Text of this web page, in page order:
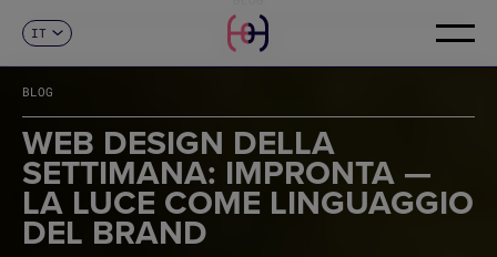
EN
FR
DE
IT
PT
CONTATTI
BLOG
WEB DESIGN DELLA
SETTIMANA: IMPRONTA —
LA LUCE COME LINGUAGGIO
DEL BRAND